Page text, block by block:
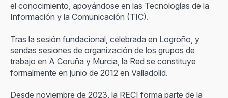
el conocimiento, apoyándose en las Tecnologías de la
Información y la Comunicación (TIC).
Tras la sesión fundacional, celebrada en Logroño, y
sendas sesiones de organización de los grupos de
trabajo en A Coruña y Murcia, la Red se constituye
formalmente en junio de 2012 en Valladolid.
Desde noviembre de 2023, la RECI forma parte de la